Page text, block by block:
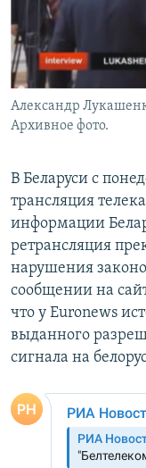
Александр
Архивное фото.
В Беларуси с
трансляция
информации
ретрансляция
нарушения
сообщении на
что у Euronews
выданного
сигнала на